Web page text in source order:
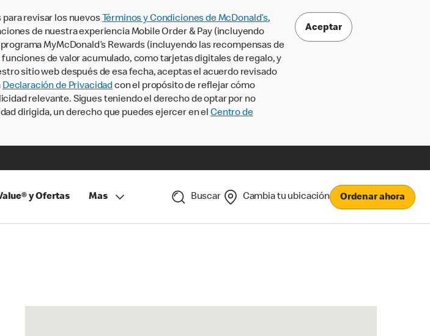
revisar los nuevos Términos y Condiciones de McDonald’s,
de nuestra experiencia Mobile Order & Pay (incluyendo
MyMcDonald’s Rewards (incluyendo las recompensas de
de valor acumulado, como tarjetas digitales de regalo, y
sitio web después de esa fecha, aceptas el acuerdo revisado
Declaración de Privacidadcon el propósito de reflejar cómo
relevante. Sigues teniendo el derecho de optar por no
dirigida, un derecho que puedes ejercer en el Centro de
Aceptar
y Ofertas Mas Buscar Cambia tu ubicación Ordenar ahora